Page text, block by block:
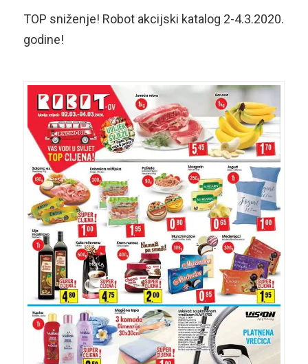
TOP sniženje! Robot akcijski katalog 2-4.3.2020.
godine!